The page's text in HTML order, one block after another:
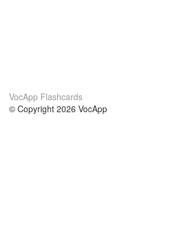
VocApp Flashcards
© Copyright 2026 VocApp